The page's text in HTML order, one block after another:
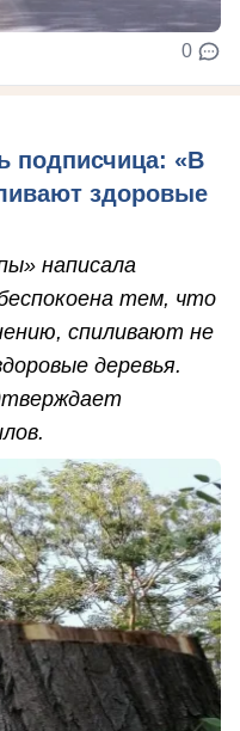
0
подписчица: «В
здоровые
написала
тем, что
спиливают не
деревья.